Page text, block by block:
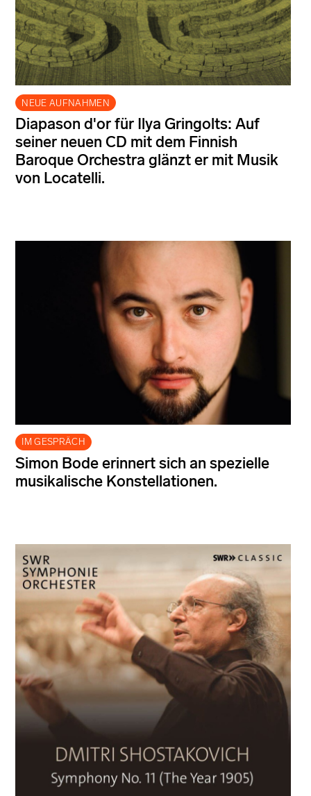
NEUE AUFNAHMEN
Diapason d'or für Ilya Gringolts: Auf
seiner neuen CD mit dem Finnish
Baroque Orchestra glänzt er mit Musik
von Locatelli.
IM GESPRÄCH
Simon Bode erinnert sich an spezielle
musikalische Konstellationen.